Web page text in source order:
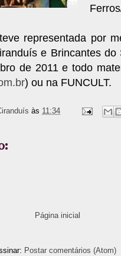
representada por
e Brincantes
de 2011 e todo
) ou na FUNCULT.
às 11:34
Página inicial
Postar comentários (Atom)